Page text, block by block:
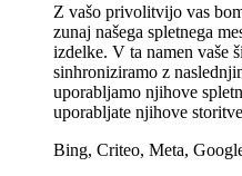
Z vašo privolitvijo vas
zunaj našega spletnega
izdelke. V ta namen vaše
sinhroniziramo z
uporabljamo njihove
uporabljate njihove
Bing, Criteo, Meta,